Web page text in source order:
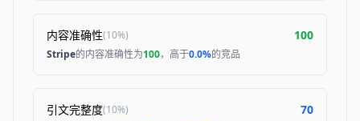
内容准确性(10%) 100
Stripe的内容准确性为100，高于0.0%的竞品
引文完整度(10%) 70